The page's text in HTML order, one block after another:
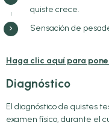
quiste crece.
Sensación de
Haga clic aquí para
Diagnóstico
El diagnóstico de quistes
examen físico, durante el